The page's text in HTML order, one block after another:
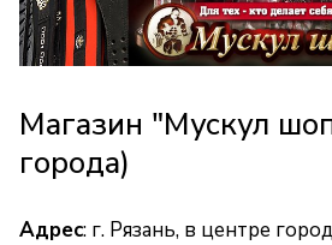
Магазин "Мускул
города)
Адрес: г. Рязань, в центре